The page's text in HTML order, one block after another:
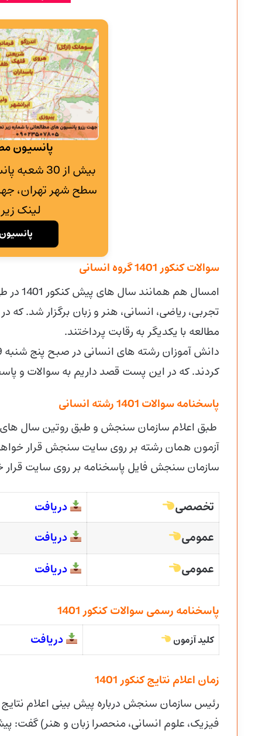
پانسیون
بیش از 30
سطح شهر تهران،
لینک
سوالات کنکور 1401 گروه انسانی
تجربی، ریاضی، انسانی، هنر و زبان برگزار شد.
مطالعه با یکدیگر به رقابت پرداختند.
کردند. که در این پست قصد داریم به سوالات و
پاسخنامه سوالات 1401 رشته انسانی
آزمون همان رشته بر روی سایت سنجش قرار
سازمان سنجش فایل پاسخنامه بر روی سایت
تخصصی دریافت
عمومی دریافت
عمومی دریافت
پاسخنامه رسمی سوالات کنکور 1401
کلید آزمون دریافت
زمان اعلام نتایج کنکور 1401
فیزیک، علوم انسانی، منحصرا زبان و هنر) گفت: